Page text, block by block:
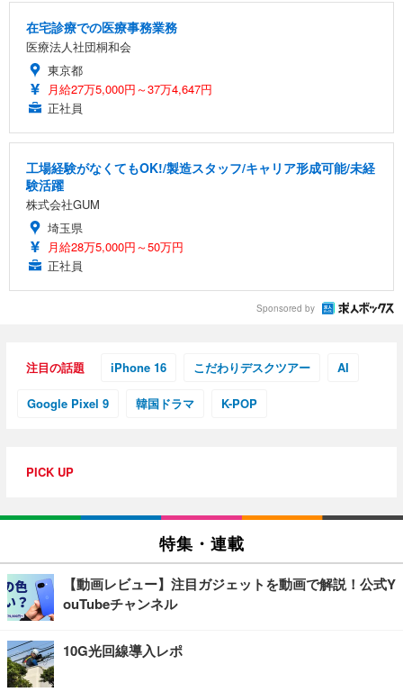
在宅診療での医療事務業務
医療法人社団桐和会
東京都
月給27万5,000円～37万4,647円
正社員
工場経験がなくてもOK!/製造スタッフ/キャリア形成可能/未経
験活躍
株式会社GUM
埼玉県
月給28万5,000円～50万円
正社員
Sponsored by
注目の話題 iPhone 16 こだわりデスクツアー AI
Google Pixel 9 韓国ドラマ K-POP
PICK UP
特集・連載
【動画レビュー】注目ガジェットを動画で解説！公式Y
ouTubeチャンネル
10G光回線導入レポ